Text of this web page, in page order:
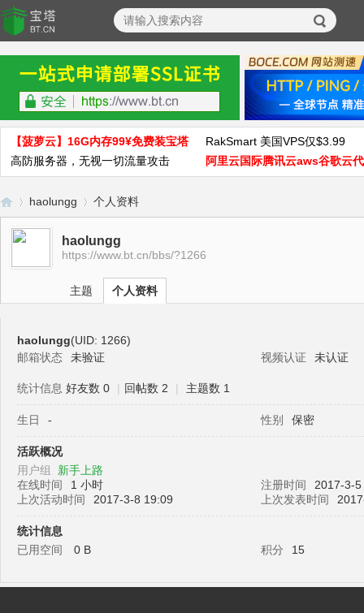
【菠萝云】16G内存99¥免费装宝塔
RakSmart 美国VPS仅$3.99
高防服务器，无视一切流量攻击
阿里云国际腾讯云aws谷歌云
宝›
haolungg 个人资料
haolungg
https://www.bt.cn/bbs/?1266
主题 个人资料
haolungg(UID: 1266)
邮箱状态
未验证 视频认证 未认证
统计信息 好友数 0 | 回帖数 2 | 主题数 1
生日 - 性别 保密
活跃概况
用户组 新手上路
在线时间
1 小时 注册时间
2017-3-
上次活动时间
2017-3-8 19:09 上次发表时间
统计信息
已用空间
0 B 积分 15